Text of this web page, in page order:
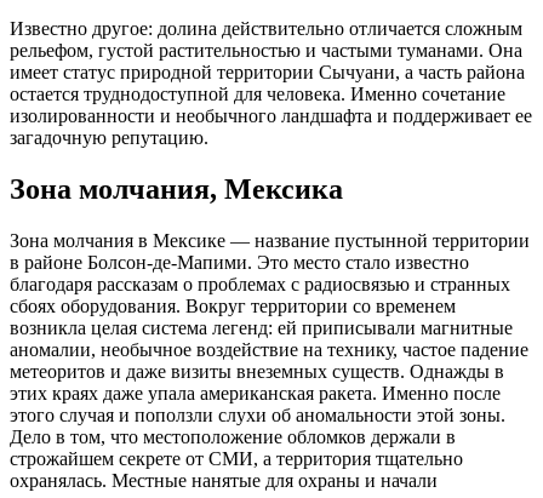
Известно другое: долина действительно отличается сложным
рельефом, густой растительностью и частыми туманами. Она
имеет статус природной территории Сычуани, а часть района
остается труднодоступной для человека. Именно сочетание
изолированности и необычного ландшафта и поддерживает ее
загадочную репутацию.
Зона молчания, Мексика
Зона молчания в Мексике — название пустынной территории
в районе Болсон-де-Мапими. Это место стало известно
благодаря рассказам о проблемах с радиосвязью и странных
сбоях оборудования. Вокруг территории со временем
возникла целая система легенд: ей приписывали магнитные
аномалии, необычное воздействие на технику, частое падение
метеоритов и даже визиты внеземных существ. Однажды в
этих краях даже упала американская ракета. Именно после
этого случая и поползли слухи об аномальности этой зоны.
Дело в том, что местоположение обломков держали в
строжайшем секрете от СМИ, а территория тщательно
охранялась. Местные нанятые для охраны и начали